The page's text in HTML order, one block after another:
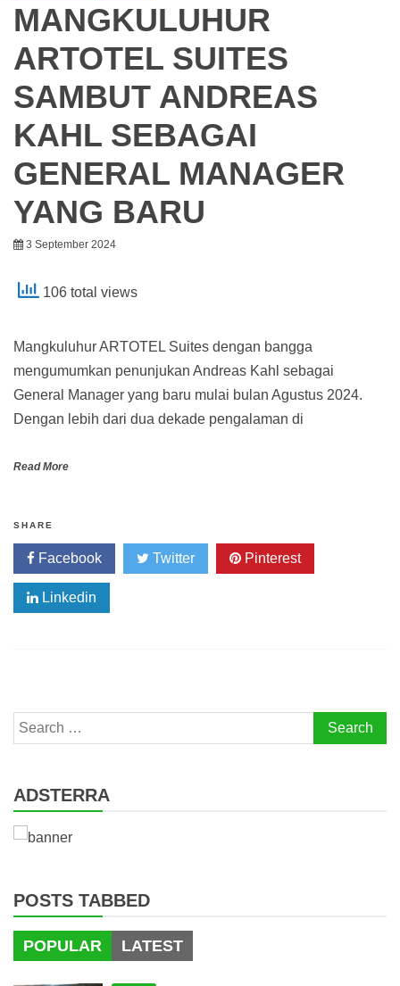
MANGKULUHUR
ARTOTEL SUITES
SAMBUT ANDREAS
KAHL SEBAGAI
GENERAL MANAGER
YANG BARU
3 September 2024
106 total views
Mangkuluhur ARTOTEL Suites dengan bangga
mengumumkan penunjukan Andreas Kahl sebagai
General Manager yang baru mulai bulan Agustus 2024.
Dengan lebih dari dua dekade pengalaman di
Read More
SHARE
Facebook Twitter Pinterest
Linkedin
Search
for:
ADSTERRA
POSTS TABBED
POPULAR LATEST